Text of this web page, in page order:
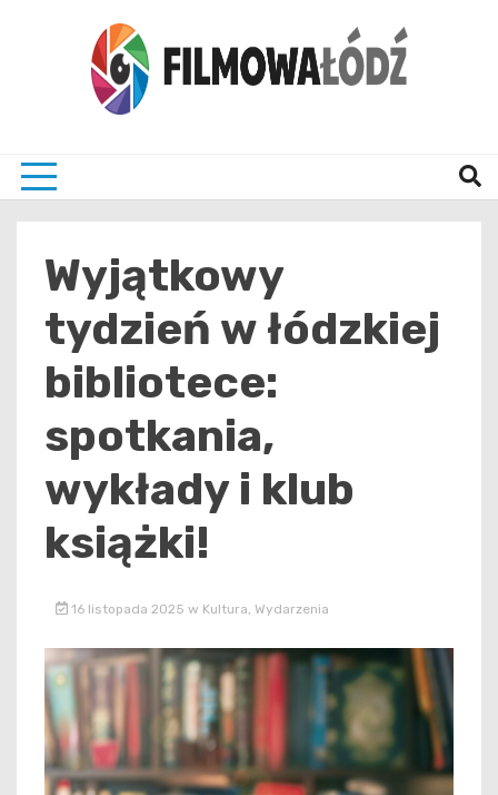
Wyjątkowy
tydzień w łódzkiej
bibliotece:
spotkania,
wykłady i klub
książki!
16 listopada 2025 w Kultura Wydarzenia